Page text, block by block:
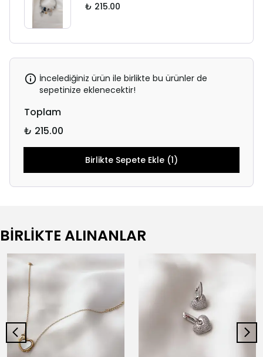
₺ 215.00
İncelediğiniz ürün ile birlikte bu ürünler de
sepetinize eklenecektir!
Toplam
₺ 215.00
Birlikte Sepete Ekle (1)
BİRLİKTE ALINANLAR